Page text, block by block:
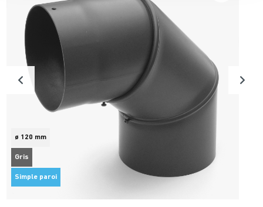
ø 120 mm
Gris
Simple paroi